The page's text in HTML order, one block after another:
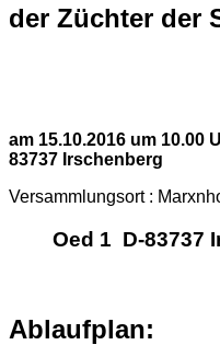
der Züchter der
am 15.10.2016 um 10.00
83737 Irschenberg
Versammlungsort :
Oed 1 D-83737
Ablaufplan: